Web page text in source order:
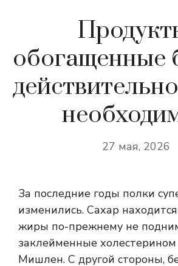
обогащенные
27 мая, 2026
За последние годы полки
изменились. Сахар
жиры по-прежнему не
заклейменные
Мишлен. С другой стороны,